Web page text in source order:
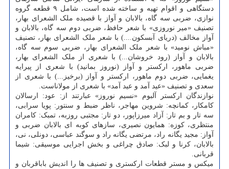
دستگاهی و اقوام تهیه و ساخته شده است، شامل ۹ قطعه گروه
نوازی، ضربی سه گاه، بالابان و آواز با قصیده ملک الشعرای بهار،
تصنیف «میر نوروزی» با شعر حافظ، ضربی دوم سه گاه، بالابان و
آواز مخالف (دریای آبسکون....) با شعر ملک الشعرای بهار، تصنیف
«مباش نومید» با شعر ملک الشعرای بهار، ضربی سوم سه گاه،
بالابان و آواز (رود خروشان...) با شعری از ملک الشعرای بهار،
ضربی ماهور، ارکستر و آواز (نوروز بمانید) با شعری از پیرایه
یغمایی، ضربی دوم ماهور، ارکستر و آواز (برخیز...) با شعری از
سعدی و تصنیف «عید آمد و عید آمد» با شعری از مولاناست.
نوازندگان ارکستر آلبوم «نسیم نوروز» عبارتند از: عود: ارسالان
کامکار، کمانچه: شروین مهاجر، ناظر ضبط و سنتور: پویا سرابی،
سه تار و بم تار: آزاد میرزاپور، دو تار: مجتبی روزبه، تمبک: کامران
منتظری، کوزه: همایون نصیری، سازهای کوبه ای بالابان ضربی و
آواز: مجید یگانه راد، مرتضی یگانه راد و سوگند عباسی، دونلی، نی،
بالابان، کرنا و لبک: صادق چراغی و بخش اجرایی موسیقی: شیما
قربانی.
میکس و مستر قطعات ارکستری و تصنیف ها را اندیش باباقربان و